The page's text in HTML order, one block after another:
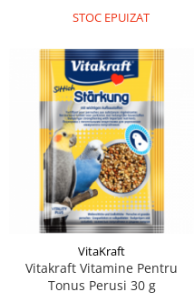
STOC EPUIZAT
VitaKraft
Vitakraft Vitamine Pentru
Tonus Perusi 30 g